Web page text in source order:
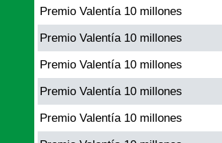
Premio Valentía 10 millones
Premio Valentía 10 millones
Premio Valentía 10 millones
Premio Valentía 10 millones
Premio Valentía 10 millones